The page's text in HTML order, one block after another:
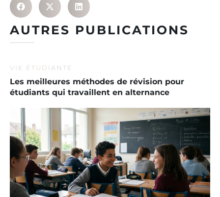
AUTRES PUBLICATIONS
VIE ÉTUDIANTE
Les meilleures méthodes de révision pour
étudiants qui travaillent en alternance